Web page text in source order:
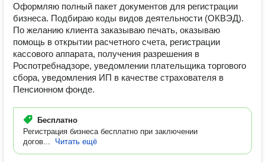
Оформляю полный пакет документов для регистрации
бизнеса. Подбираю коды видов деятельности (ОКВЭД).
По желанию клиента заказываю печать, оказываю
помощь в открытии расчетного счета, регистрации
кассового аппарата, получения разрешения в
Роспотребнадзоре, уведомлении плательщика торгового
сбора, уведомления ИП в качестве страхователя в
Пенсионном фонде.
Бесплатно
Регистрация бизнеса бесплатно при заключении
догов...
Читать ещё